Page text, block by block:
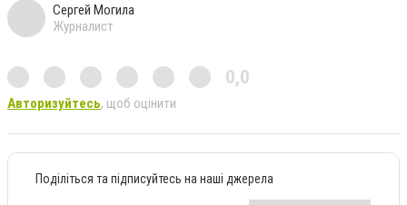
Сергей Могила
Журналист
0,0
Авторизуйтесь, щоб оцінити
Поділіться та підписуйтесь на наші джерела